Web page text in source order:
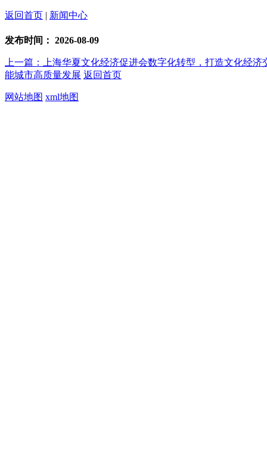
返回首页 | 新闻中心
发布时间： 2026-08-09
上一篇：上海华夏文化经济促进会数字化转型，打造文化经济
能城市高质量发展 返回首页
网站地图 xml地图